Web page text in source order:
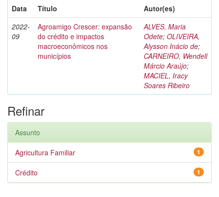
Data
Título
Autor(es)
2022-
09
Agroamigo Crescer: expansão
do crédito e impactos
macroeconômicos nos
municípios
ALVES, Maria
Odete; OLIVEIRA,
Alysson Inácio de;
CARNEIRO, Wendell
Márcio Araújo;
MACIEL, Iracy
Soares Ribeiro
Refinar
Assunto
1
Agricultura Familiar
1
Crédito